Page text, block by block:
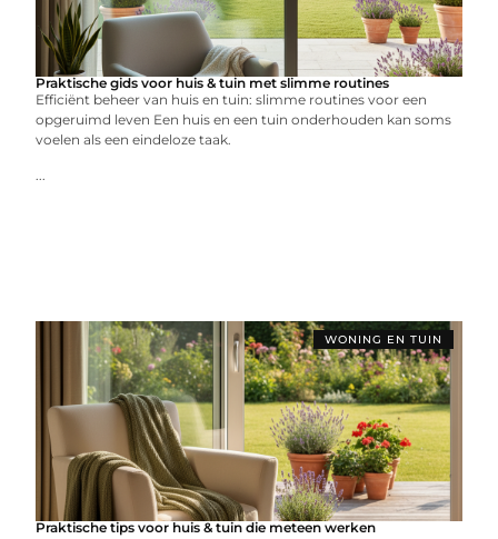
Praktische gids voor huis & tuin met slimme routines
Efficiënt beheer van huis en tuin: slimme routines voor een
opgeruimd leven Een huis en een tuin onderhouden kan soms
voelen als een eindeloze taak.
...
WONING EN TUIN
Praktische tips voor huis & tuin die meteen werken